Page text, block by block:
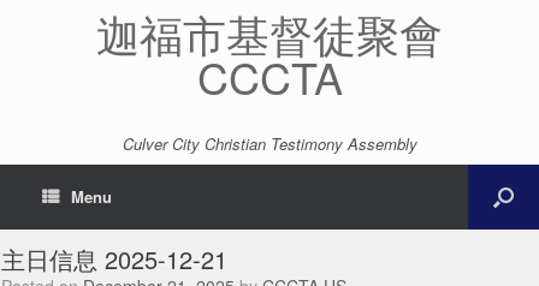
迦福市基督徒聚會
CCCTA
Culver City Christian Testimony Assembly
Menu
主日信息 2025-12-21